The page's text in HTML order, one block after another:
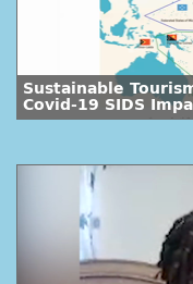
Sustainable
Covid-19 SIDS